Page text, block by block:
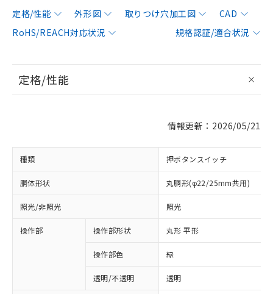
定格/性能 外形図 取りつけ穴加工図
CAD
RoHS/REACH対応状況
規格認証/適合状況
定格/性能
情報更新：2026/05/21
種類 押ボタンスイッチ
胴体形状 丸胴形(φ22/25mm共用)
照光/非照光 照光
操作部 操作部形状 丸形 平形
操作部色 緑
透明/不透明 透明